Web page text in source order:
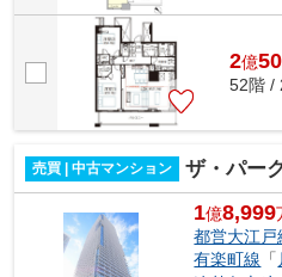
2億
52階 /
売買 | 中古マンション ザ・パークハウ
1億8,999
都営大江戸
有楽町線 「